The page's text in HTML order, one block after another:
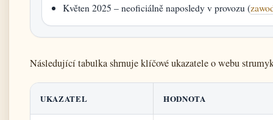
Květen 2025 – neoficiálně naposledy v provozu (
Následující tabulka shrnuje klíčové ukazatele o webu
UKAZATEL HODNOTA